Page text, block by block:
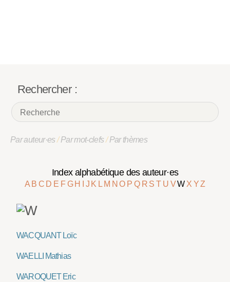
Rechercher :
Par auteur·es/Par mot-clefs/Par thèmes
Index alphabétique des auteur·es
A B C D E F G H J K L M NO P Q R ST U VW X YZ
WACQUANT Loïc
WAELLI Mathias
WAROQUET Eric